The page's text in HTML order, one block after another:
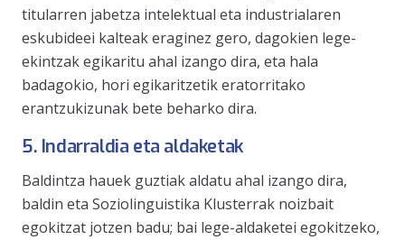
titularren jabetza intelektual eta industrialaren
eskubideei kalteak eraginez gero, dagokien lege-
ekintzak egikaritu ahal izango dira, eta hala
badagokio, hori egikaritzetik eratorritako
erantzukizunak bete beharko dira.
5. Indarraldia eta aldaketak
Baldintza hauek guztiak aldatu ahal izango dira,
baldin eta Soziolinguistika Klusterrak noizbait
egokitzat jotzen badu; bai lege-aldaketei egokitzeko,